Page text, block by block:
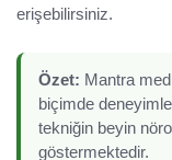
erişebilirsiniz.
Özet: Mantra
biçimde
tekniğin beyin
göstermektedir.